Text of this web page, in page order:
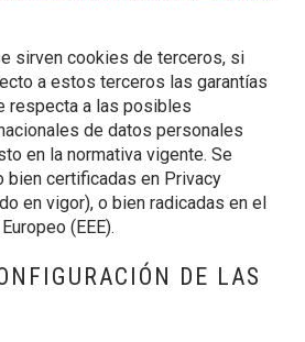
sirven cookies de terceros, si
a estos terceros las garantías
respecta a las posibles
de datos personales
en la normativa vigente. Se
bien certificadas en Privacy
en vigor), o bien radicadas en el
(EEE).
DE LAS